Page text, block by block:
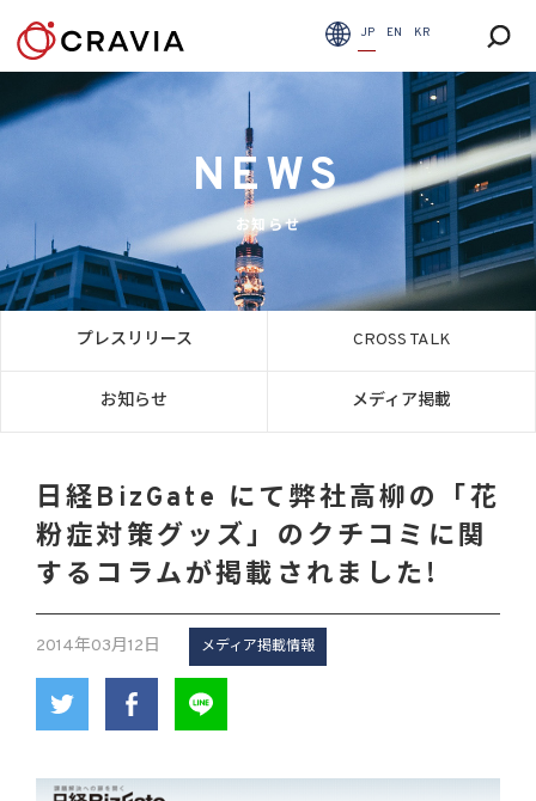
JP EN KR
NEWS
お知らせ
プレスリリース CROSS TALK
お知らせ メディア掲載
日経BizGate にて弊社高柳の「花
粉症対策グッズ」のクチコミに関
するコラムが掲載されました!
2014年03月12日 メディア掲載情報